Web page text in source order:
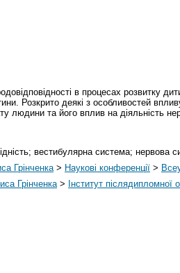
в процесах розвитку
Розкрито деякі з особливостей
людини та його вплив на діяльність
вестибулярна система; нервова
Грінченка > Наукові конференції >
Грінченка > Інститут післядипломної